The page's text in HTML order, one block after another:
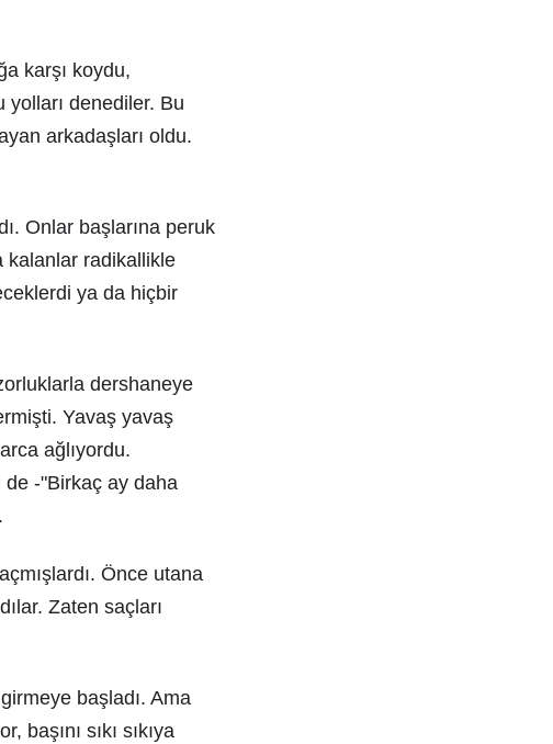
karşı koydu,
denediler. Bu
arkadaşları oldu.
Onlar başlarına peruk
kalanlar radikallikle
ya da hiçbir
dershaneye
Yavaş yavaş
ağlıyordu.
de -"Birkaç ay daha
Önce utana
Zaten saçları
başladı. Ama
sıkı sıkıya